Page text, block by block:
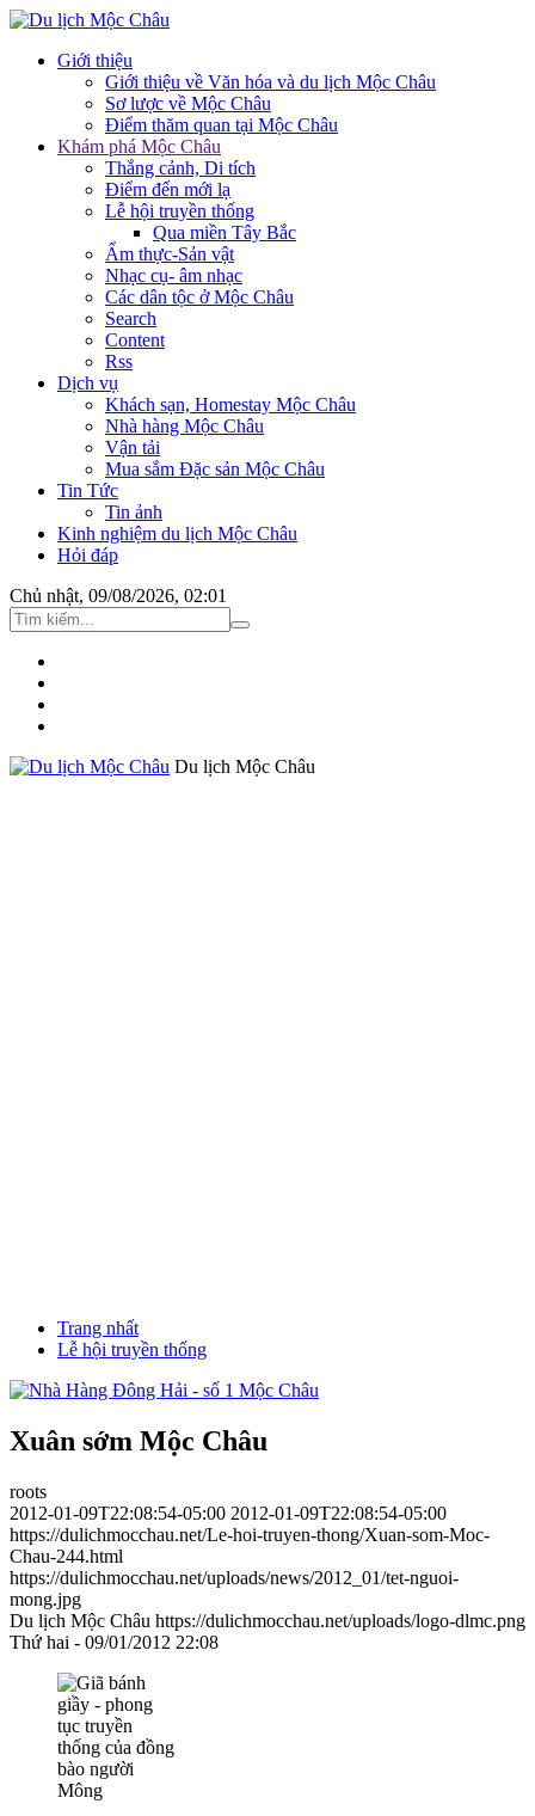
Giới thiệu
Giới thiệu về Văn hóa và du lịch Mộc Châu
Sơ lược về Mộc Châu
Điểm thăm quan tại Mộc Châu
Khám phá Mộc Châu
Thắng cảnh, Di tích
Điểm đến mới lạ
Lễ hội truyền thống
Qua miền Tây Bắc
Ẩm thực-Sản vật
Nhạc cụ- âm nhạc
Các dân tộc ở Mộc Châu
Search
Content
Rss
Dịch vụ
Khách sạn, Homestay Mộc Châu
Nhà hàng Mộc Châu
Vận tải
Mua sắm Đặc sản Mộc Châu
Tin Tức
Tin ảnh
Kinh nghiệm du lịch Mộc Châu
Hỏi đáp
Chủ nhật, 09/08/2026, 02:01
Du lịch Mộc Châu
Trang nhất
Lễ hội truyền thống
Xuân sớm Mộc Châu
roots
2012-01-09T22:08:54-05:00 2012-01-09T22:08:54-05:00
https://dulichmocchau.net/Le-hoi-truyen-thong/Xuan-som-Moc-
Chau-244.html
https://dulichmocchau.net/uploads/news/2012_01/tet-nguoi-
mong.jpg
Du lịch Mộc Châu https://dulichmocchau.net/uploads/logo-dlmc.png
Thứ hai - 09/01/2012 22:08